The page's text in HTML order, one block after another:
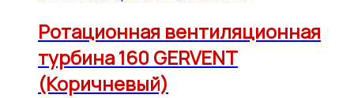
Ротационная вентиляционная
турбина 160 GERVENT
(Коричневый)